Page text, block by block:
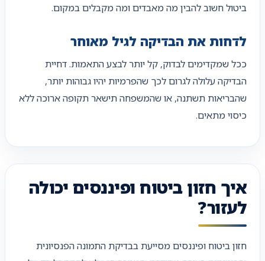
ביטול חשוב להבין מה מאבדים ומה מקבלים במקום.
לדחות את הבדיקה לגיל מאוחר
ככל שמקדימים לבדוק, קל יותר לבצע התאמות. דחיית
הבדיקה עלולה לגרום לכך שהפרמיות יהיו גבוהות יותר,
שהבריאות תשתנה, או שהמשפחה תישאר תקופה ארוכה ללא
כיסוי מתאים.
איך חזון ביטוח ופיננסים יכולה
לעזור?
חזון ביטוח ופיננסים מסייעת בבדיקת התמונה הפנסיונית